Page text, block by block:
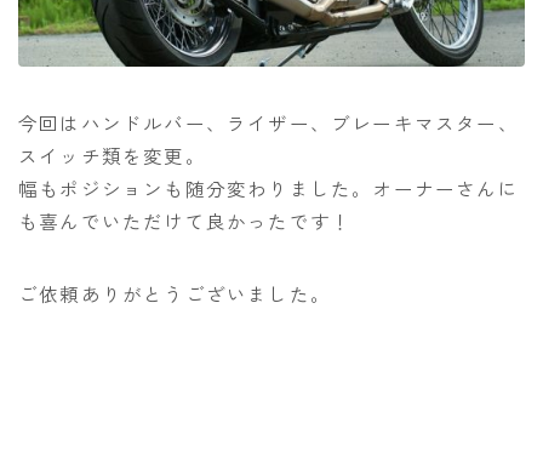
今回はハンドルバー、ライザー、ブレーキマスター、
スイッチ類を変更。
幅もポジションも随分変わりました。オーナーさんに
も喜んでいただけて良かったです！
ご依頼ありがとうございました。